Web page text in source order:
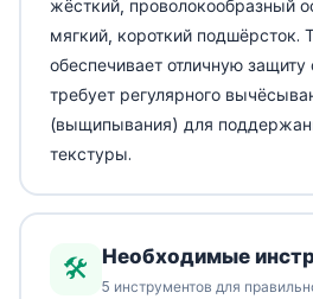
жёсткий, проволокообразный
мягкий, короткий подшёрсток.
обеспечивает отличную защиту
требует регулярного
(выщипывания) для
текстуры.
🛠️ Необходимые
5 инструментов для